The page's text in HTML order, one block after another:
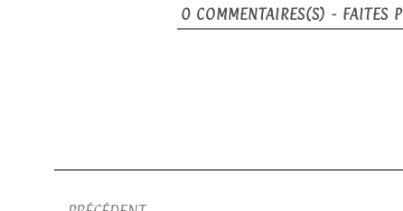
0 COMMENTAIRES(S) - FAITES